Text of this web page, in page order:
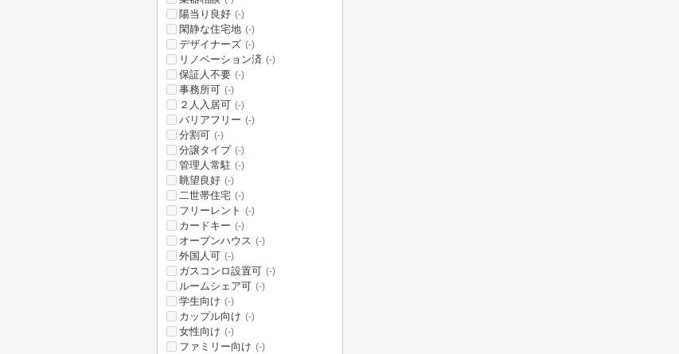
陽当り良好 (-)
閑静な住宅地 (-)
デザイナーズ (-)
リノベーション済 (-)
保証人不要 (-)
事務所可 (-)
２人入居可 (-)
バリアフリー (-)
分割可 (-)
分譲タイプ (-)
管理人常駐 (-)
眺望良好 (-)
二世帯住宅 (-)
フリーレント (-)
カードキー (-)
オープンハウス (-)
外国人可 (-)
ガスコンロ設置可 (-)
ルームシェア可 (-)
学生向け (-)
カップル向け (-)
女性向け (-)
ファミリー向け (-)